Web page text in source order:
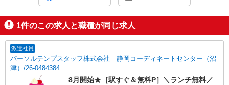
1件のこの求人と職種が同じ求人
派遣社員
パーソルテンプスタッフ株式会社 静岡コーディネートセンター（沼
津）/26-0484384
8月開始★［駅すぐ＆無料P］＼ランチ無料／